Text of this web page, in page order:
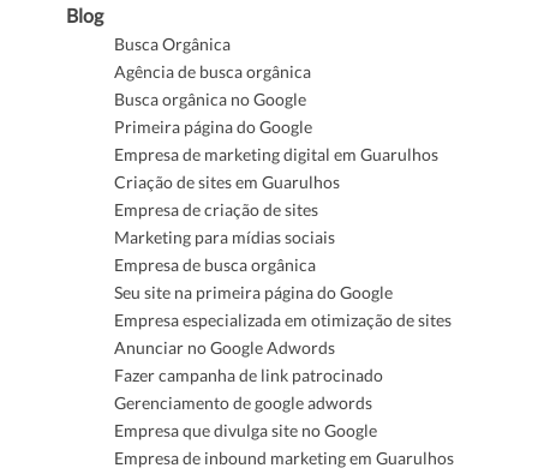
Blog
Busca Orgânica
Agência de busca orgânica
Busca orgânica no Google
Primeira página do Google
Empresa de marketing digital em Guarulhos
Criação de sites em Guarulhos
Empresa de criação de sites
Marketing para mídias sociais
Empresa de busca orgânica
Seu site na primeira página do Google
Empresa especializada em otimização de sites
Anunciar no Google Adwords
Fazer campanha de link patrocinado
Gerenciamento de google adwords
Empresa que divulga site no Google
Empresa de inbound marketing em Guarulhos